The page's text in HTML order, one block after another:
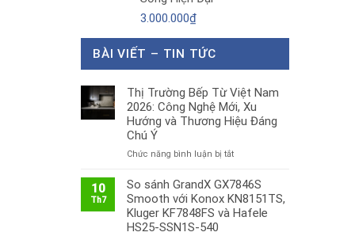
3.000.000₫
BÀI VIẾT – TIN TỨC
Thị Trường Bếp Từ Việt Nam
2026: Công Nghệ Mới, Xu
Hướng và Thương Hiệu Đáng
Chú Ý
Chức năng bình luận bị tắtở
Trường
Bếp
Từ
10
Th7
So sánh GrandX GX7846S
Smooth với Konox KN8151TS,
Kluger KF7848FS và Hafele
HS25-SSN1S-540